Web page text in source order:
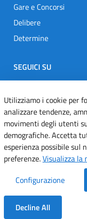
Gare e Concorsi
Delibere
Determine
SEGUICI SU
Designers Italia
Twitter
Dichiarazione di
Informativa cookie
Note legali
Servizi Applicativi
Utilizziamo i cookie per
analizzare tendenze,
movimenti degli utenti
demografiche. Accetta
esperienza possibile sul
preferenze.Visualizza la
Configurazione
Decline All